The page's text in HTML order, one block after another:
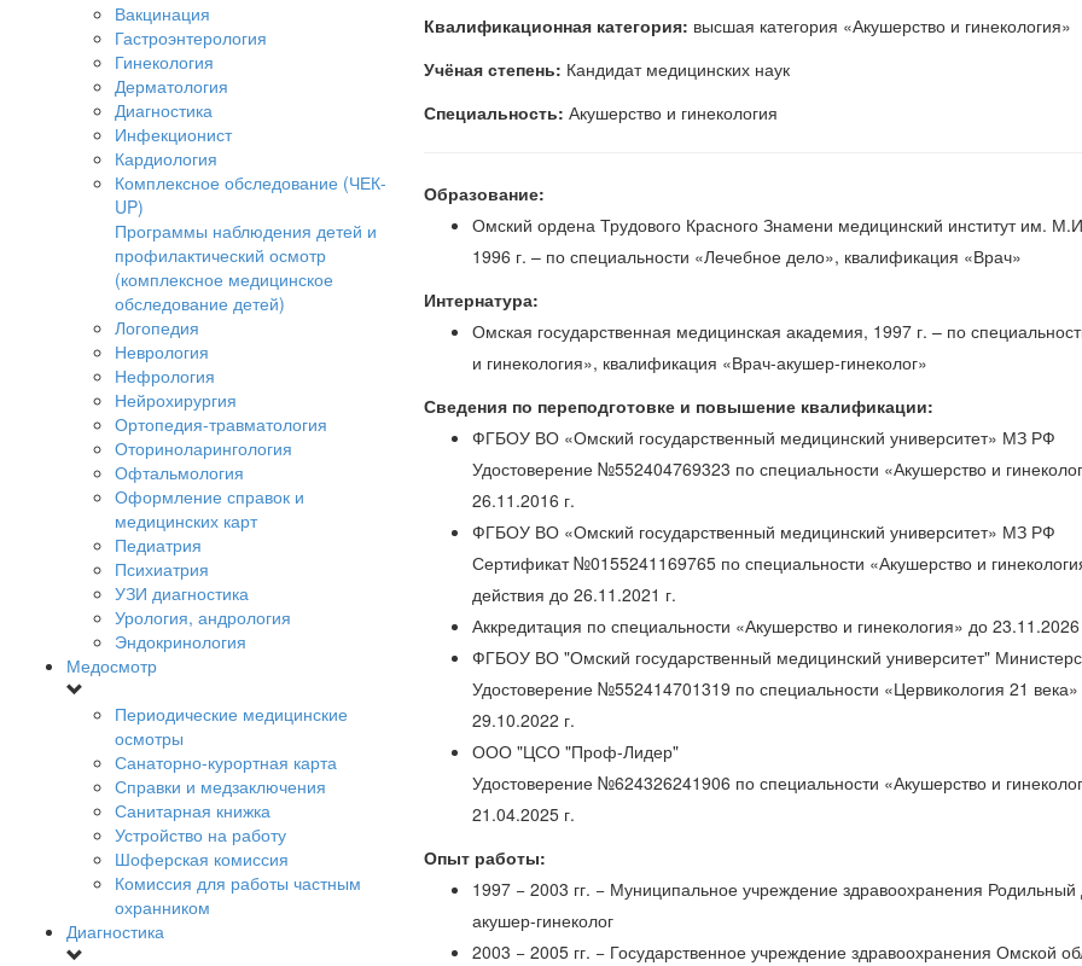
Вакцинация
Гастроэнтерология
Гинекология
Дерматология
Диагностика
Инфекционист
Кардиология
Комплексное обследование (ЧЕК-
UP)
Программы наблюдения детей и
профилактический осмотр
(комплексное медицинское
обследование детей)
Логопедия
Неврология
Нефрология
Нейрохирургия
Ортопедия-травматология
Оториноларингология
Офтальмология
Оформление справок и
медицинских карт
Педиатрия
Психиатрия
УЗИ диагностика
Урология, андрология
Эндокринология
Медосмотр
Периодические медицинские
осмотры
Санаторно-курортная карта
Справки и медзаключения
Санитарная книжка
Устройство на работу
Шоферская комиссия
Комиссия для работы частным
охранником
Диагностика
Квалификационная категория: высшая категория «Акушерство и гинекология»
Учёная степень: Кандидат медицинских наук
Специальность: Акушерство и гинекология
Образование:
Омский ордена Трудового Красного Знамени медицинский институт им.
1996 г. – по специальности «Лечебное дело», квалификация «Врач»
Интернатура:
Омская государственная медицинская академия, 1997 г. – по
и гинекология», квалификация «Врач-акушер-гинеколог»
Сведения по переподготовке и повышение квалификации:
ФГБОУ ВО «Омский государственный медицинский университет» МЗ РФ
Удостоверение №552404769323 по специальности «Акушерство и
26.11.2016 г.
ФГБОУ ВО «Омский государственный медицинский университет» МЗ РФ
Сертификат №0155241169765 по специальности «Акушерство и
действия до 26.11.2021 г.
Аккредитация по специальности «Акушерство и гинекология» до 23.11.2026
ФГБОУ ВО "Омский государственный медицинский университет"
Удостоверение №552414701319 по специальности «Цервикология 21
29.10.2022 г.
ООО "ЦСО "Проф-Лидер"
Удостоверение №624326241906 по специальности «Акушерство и
21.04.2025 г.
Опыт работы:
1997 − 2003 гг. − Муниципальное учреждение здравоохранения
акушер-гинеколог
2003 − 2005 гг. − Государственное учреждение здравоохранения Омской